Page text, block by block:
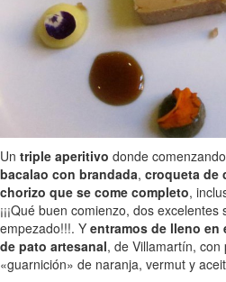
Un triple aperitivo donde
bacalao con brandada, croqueta de
chorizo que se come completo,
¡¡¡Qué buen comienzo, dos
empezado!!!. Y entramos de lleno en
de pato artesanal, de Villamartín,
«guarnición» de naranja, vermut y